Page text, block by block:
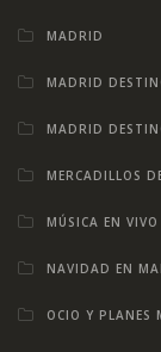
MADRID
MADRID
MADRID
MERCADILLOS
MÚSICA EN VIVO
NAVIDAD EN
OCIO Y PLANES